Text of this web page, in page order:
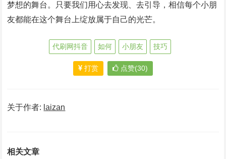
梦想的舞台。只要我们用心去发现、去引导，相信每个小朋
友都能在这个舞台上绽放属于自己的光芒。
代刷网抖音 如何 小朋友 技巧
打赏 点赞(30)
关于作者: laizan
相关文章